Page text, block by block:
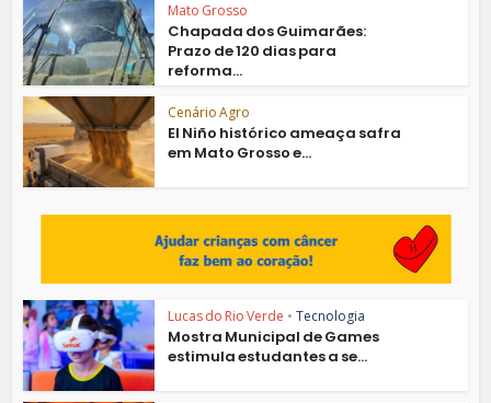
Mato Grosso
Chapada dos Guimarães:
Prazo de 120 dias para
reforma...
Cenário Agro
El Niño histórico ameaça safra
em Mato Grosso e...
Lucas do Rio Verde • Tecnologia
Mostra Municipal de Games
estimula estudantes a se...